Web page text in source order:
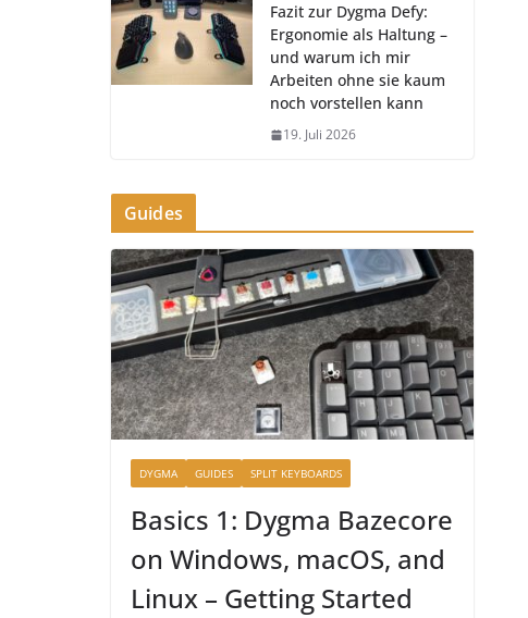
Fazit zur Dygma Defy:
Ergonomie als Haltung –
und warum ich mir
Arbeiten ohne sie kaum
noch vorstellen kann
19. Juli 2026
Guides
DYGMA GUIDES SPLIT KEYBOARDS
Basics 1: Dygma Bazecore
on Windows, macOS, and
Linux – Getting Started